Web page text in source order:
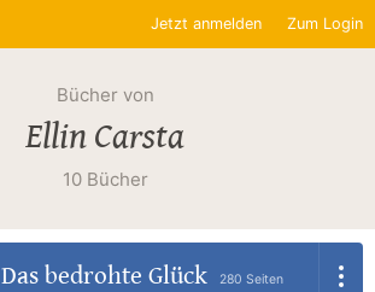
Jetzt anmelden Zum Login
Bücher von
Ellin Carsta
10 Bücher
Das bedrohte Glück 280 Seiten